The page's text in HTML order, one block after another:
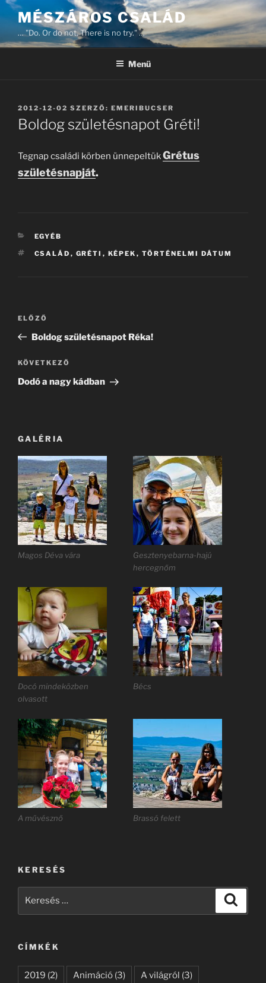
Tartalomhoz
MÉSZÁROS CSALÁD
… "Do. Or do not. There is no try." …
Menü
BEKÜLDVE:
2012-12-02 SZERZŐ: EMERIBUCSER
Boldog születésnapot Gréti!
Tegnap családi körben ünnepeltükGrétus
születésnapját.
KATEGÓRIÁK
EGYÉB
CÍMKÉK
CSALÁD , GRÉTI , KÉPEK , TÖRTÉNELMI DÁTUM
Bejegyzés
Korábbi
bejegyzés
ELŐZŐ
Boldog születésnapot Réka!
Következő
bejegyzés
KÖVETKEZŐ
Dodó a nagy kádban
GALÉRIA
Magos Déva vára
Gesztenyebarna-hajú
hercegnőm
Docó mindeközben
olvasott
Bécs
A művésznő Brassó felett
KERESÉS
CÍMKÉK
2019 (2) Animáció (3) A világról (3)